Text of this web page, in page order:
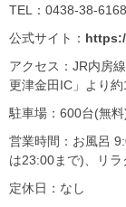
TEL：0438-38-6168
公式サイト：
アクセス：JR内房
更津金田IC」より約
駐車場：600台(無料
営業時間：お風呂
は23:00まで)、リラ
定休日：なし